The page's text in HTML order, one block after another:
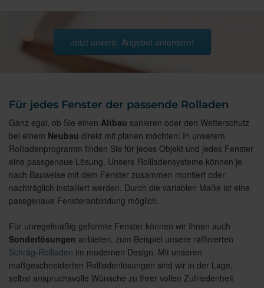
Jetzt unverb. Angebot anfordern!
Für jedes Fenster der passende Rolladen
Ganz egal, ob Sie einen Altbau sanieren oder den Wetterschutz
bei einem Neubau direkt mit planen möchten: In unserem
Rollladenprogramm finden Sie für jedes Objekt und jedes Fenster
eine passgenaue Lösung. Unsere Rollladensysteme können je
nach Bauweise mit dem Fenster zusammen montiert oder
nachträglich installiert werden. Durch die variablen Maße ist eine
passgenaue Fensteranbindung möglich.
Für unregelmäßig geformte Fenster können wir Ihnen auch
Sonderlösungen anbieten, zum Beispiel unsere raffinierten
Schräg-Rollladen im modernen Design. Mit unseren
maßgeschneiderten Rollladenlösungen sind wir in der Lage,
selbst anspruchsvolle Wünsche zu Ihrer vollen Zufriedenheit